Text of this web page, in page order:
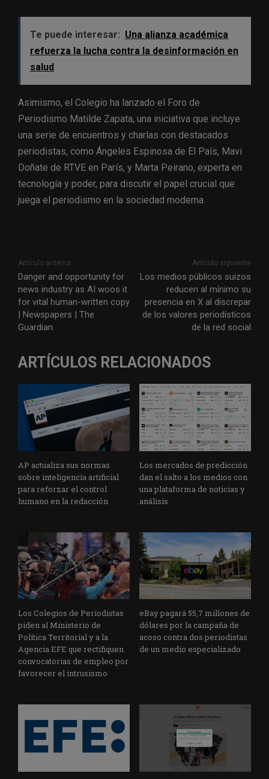
Te puede interesar: Una alianza académica
refuerza la lucha contra la desinformación en
salud
Asimismo, el Colegio ha lanzado el Foro de
Periodismo Matilde Zapata, una iniciativa que incluye
una serie de encuentros y charlas con destacados
periodistas, como Ángeles Espinosa de El País, Mavi
Doñate de RTVE en París, y Marta Peirano, experta en
tecnología y poder, para discutir el papel crucial que
juega el periodismo en la sociedad moderna.
Artículo anterior
Danger and opportunity for
news industry as AI woos it
for vital human-written copy
| Newspapers | The
Guardian
Artículo siguiente
Los medios públicos suizos
reducen al mínimo su
presencia en X al discrepar
de los valores periodísticos
de la red social
ARTÍCULOS RELACIONADOS
AP actualiza sus normas
sobre inteligencia artificial
para reforzar el control
humano en la redacción
Los mercados de predicción
dan el salto a los medios con
una plataforma de noticias y
análisis
Los Colegios de Periodistas
piden al Ministerio de
Política Territorial y a la
Agencia EFE que rectifiquen
convocatorias de empleo por
favorecer el intrusismo
eBay pagará 55,7 millones de
dólares por la campaña de
acoso contra dos periodistas
de un medio especializado